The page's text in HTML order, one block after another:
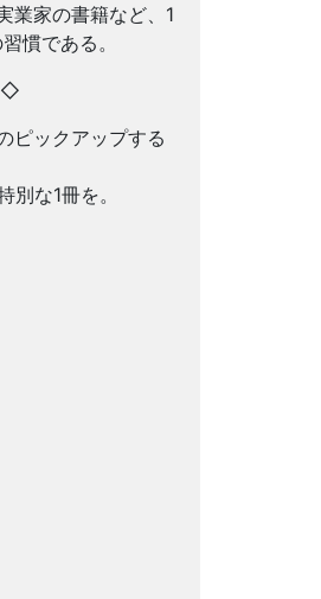
業家の書籍など、1
慣である。
ピックアップする
別な1冊を。